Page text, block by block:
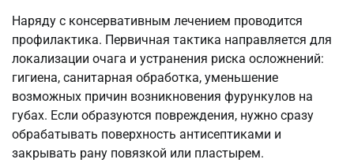
Наряду с консервативным лечением проводится
профилактика. Первичная тактика направляется для
локализации очага и устранения риска осложнений:
гигиена, санитарная обработка, уменьшение
возможных причин возникновения фурункулов на
губах. Если образуются повреждения, нужно сразу
обрабатывать поверхность антисептиками и
закрывать рану повязкой или пластырем.